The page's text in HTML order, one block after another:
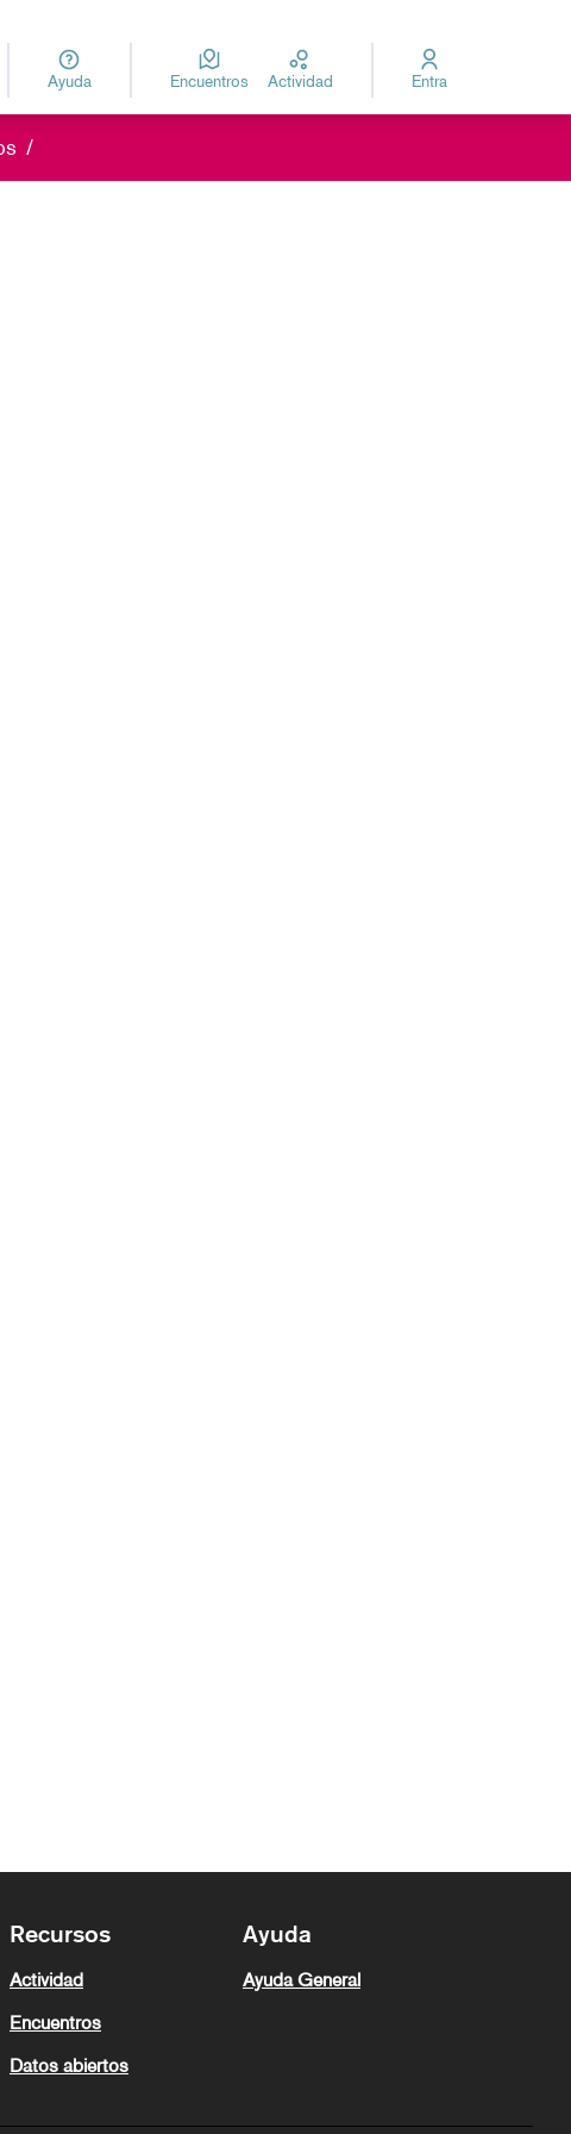
Elegir el idioma
Ayuda Encuentros Actividad Entra
/
de recursos
Recursos
Actividad
Encuentros
Datos abiertos
Ayuda
Ayuda General